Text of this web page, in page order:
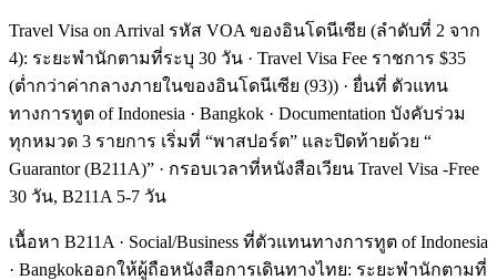
Travel Visa on Arrival รหัส VOA ของอินโดนีเซีย (ลำดับที่ 2 จาก
4): ระยะพำนักตามที่ระบุ 30 วัน · Travel Visa Fee ราชการ $35
(ต่ำกว่าค่ากลางภายในของอินโดนีเซีย (93)) · ยื่นที่ ตัวแทน
ทางการทูต of Indonesia · Bangkok · Documentation บังคับร่วม
ทุกหมวด 3 รายการ เริ่มที่ “พาสปอร์ต” และปิดท้ายด้วย “
Guarantor (B211A)” · กรอบเวลาที่หนังสือเวียน Travel Visa -Free
30 วัน, B211A 5-7 วัน
เนื้อหา B211A · Social/Business ที่ตัวแทนทางการทูต of Indonesia
· Bangkokออกให้ผู้ถือหนังสือการเดินทางไทย: ระยะพำนักตามที่